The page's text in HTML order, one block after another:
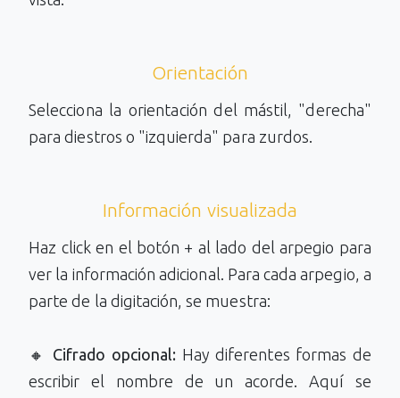
Orientación
Selecciona la orientación del mástil, "derecha"
para diestros o "izquierda" para zurdos.
Información visualizada
Haz click en el botón + al lado del arpegio para
ver la información adicional. Para cada arpegio, a
parte de la digitación, se muestra:
🔸 Cifrado opcional: Hay diferentes formas de
escribir el nombre de un acorde. Aquí se